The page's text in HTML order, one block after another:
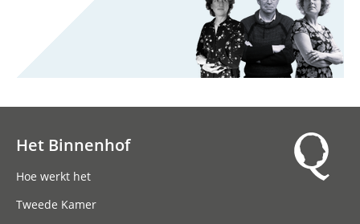
Het Binnenhof
Hoe werkt het
Tweede Kamer